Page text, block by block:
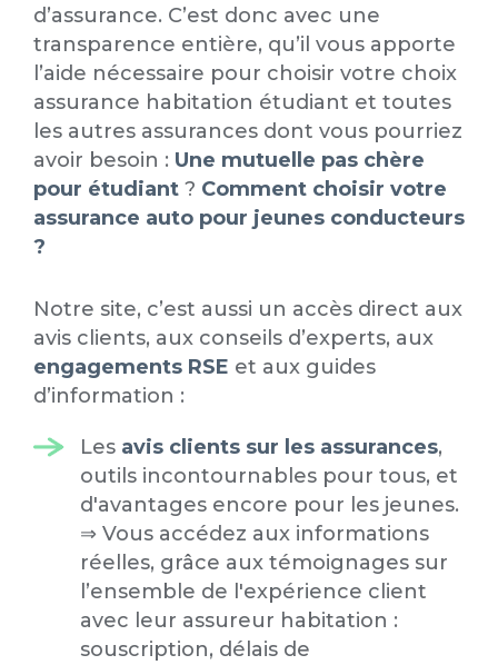
d’assurance. C’est donc avec une
transparence entière, qu’il vous apporte
l’aide nécessaire pour choisir votre choix
assurance habitation étudiant et toutes
les autres assurances dont vous pourriez
avoir besoin : Une mutuelle pas chère
pour étudiant ? Comment choisir votre
assurance auto pour jeunes conducteurs
?
Notre site, c’est aussi un accès direct aux
avis clients, aux conseils d’experts, aux
engagements RSE et aux guides
d’information :
Les avis clients sur les assurances,
outils incontournables pour tous, et
d'avantages encore pour les jeunes.
⇒ Vous accédez aux informations
réelles, grâce aux témoignages sur
l’ensemble de l'expérience client
avec leur assureur habitation :
souscription, délais de